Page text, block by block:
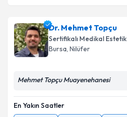
Dr. Mehmet Topçu
Sertifikalı Medikal Estetik
Bursa, Nilüfer
Mehmet Topçu Muayenehanesi
En Yakın Saatler